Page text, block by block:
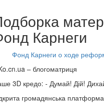
Карнеги
Фонд Карнеги о ходе
– блогоматриця
3D кредо: - Думай! Дій!
громадянська